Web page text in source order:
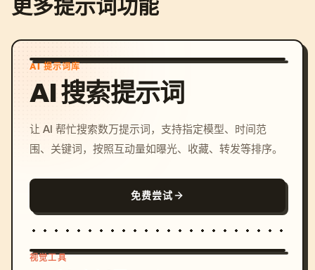
更多提示词功能
AI 提示词库
AI 搜索提示词
让 AI 帮忙搜索数万提示词，支持指定模型、时间范
围、关键词，按照互动量如曝光、收藏、转发等排序。
免费尝试
视觉工具